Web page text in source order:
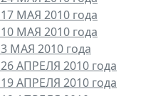
МАЯ 2010 года
МАЯ 2010 года
МАЯ 2010 года
АПРЕЛЯ 2010 года
АПРЕЛЯ 2010 года